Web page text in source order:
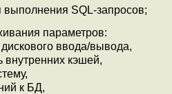
SQL-запросов;
параметров:
ввода/вывода,
внутренних кэшей,
к БД,